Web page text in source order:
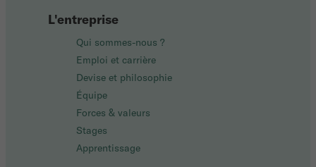
L'entreprise
Qui sommes-nous ?
Emploi et carrière
Devise et philosophie
Équipe
Forces & valeurs
Stages
Apprentissage